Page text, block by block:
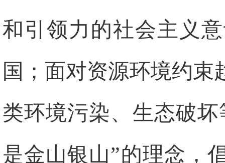
和引领力的社会主义
国；面对资源环境约束
类环境污染、生态破
是金山银山”的理念，